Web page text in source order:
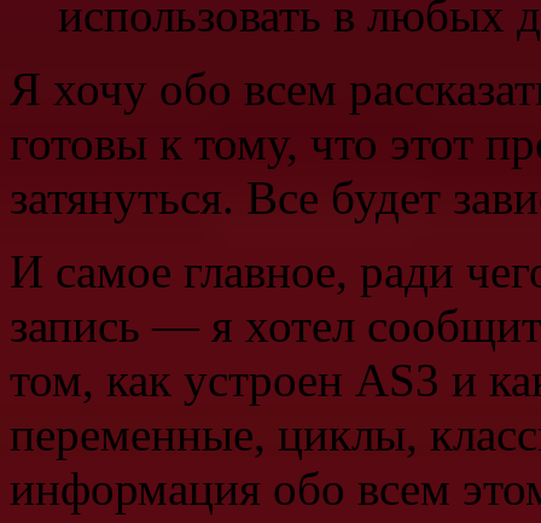
использовать в любых
Я хочу обо всем
готовы к тому, что этот
затянуться. Все будет
И самое главное, ради
запись — я хотел
том, как устроен AS3 и
переменные, циклы,
информация обо всем